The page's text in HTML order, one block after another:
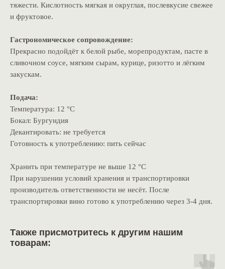
тяжести. Кислотность мягкая и округлая, послевкусие свежее
и фруктовое.
Гастрономическое сопровождение:
Прекрасно подойдёт к белой рыбе, морепродуктам, пасте в
сливочном соусе, мягким сырам, курице, ризотто и лёгким
закускам.
Подача:
Температура: 12 °C
Бокал: Бургундия
Декантировать: не требуется
Готовность к употреблению: пить сейчас
Хранить при температуре не выше 12 °C
При нарушении условий хранения и транспортировки
производитель ответственности не несёт. После
транспортировки вино готово к употреблению через 3-4 дня.
Также присмотритесь к другим нашим
товарам: